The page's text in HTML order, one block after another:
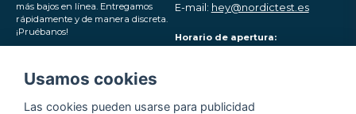
más bajos en línea. Entregamos
rápidamente y de manera discreta.
¡Pruébanos!
sociales
E-mail: hey@nordictest.es
Horario de apertura:
Usamos cookies
Las cookies pueden usarse para publicidad